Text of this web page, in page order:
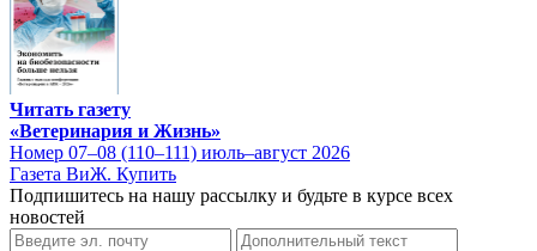
Читать газету
«Ветеринария и Жизнь»
Номер 07–08 (110–111) июль–август 2026
Газета ВиЖ. Купить
Подпишитесь на нашу рассылку и будьте в курсе всех
новостей